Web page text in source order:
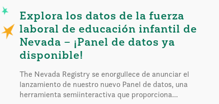
Explora los datos de la fuerza
laboral de educación infantil de
Nevada – ¡Panel de datos ya
disponible!
The Nevada Registry se enorgullece de anunciar el
lanzamiento de nuestro nuevo Panel de datos, una
herramienta semiinteractiva que proporciona...